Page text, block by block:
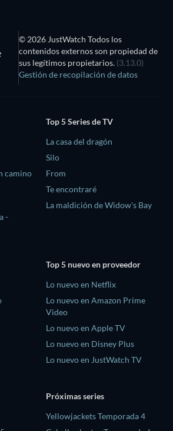
© 2026 JustWatch Todos los
contenidos externos son propiedad de
sus legítimos propietarios. (3.13.0)
Gestión de recopilación de datos
camino
-
Top 5 Series de TV
La casa del dragón
Silo
From
Te encontraré
La maldición de Widow's Bay
Top 5 nuevo en proveedor
Lo nuevo en Netflix
Lo nuevo en Amazon Prime
Video
Lo nuevo en Apple TV
Lo nuevo en Disney Plus
Lo nuevo en JustWatch TV
Próximas series
Yellowjackets Temporada 4